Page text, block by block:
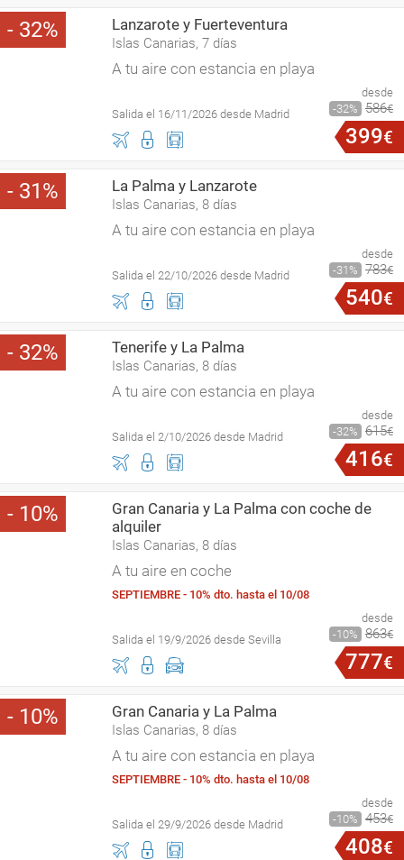
32 Lanzarote y Fuerteventura
Islas Canarias, 7 días
A tu aire con estancia en playa
Salida el 16/11/2026 desde Madrid
desde
32
586€
399€
31 La Palma y Lanzarote
Islas Canarias, 8 días
A tu aire con estancia en playa
Salida el 22/10/2026 desde Madrid
desde
31
783€
540€
32 Tenerife y La Palma
Islas Canarias, 8 días
A tu aire con estancia en playa
Salida el 2/10/2026 desde Madrid
desde
32
615€
416€
10
Gran Canaria y La Palma con coche de
alquiler
Islas Canarias, 8 días
A tu aire en coche
SEPTIEMBRE - 10% dto. hasta el 10/08
Salida el 19/9/2026 desde Sevilla
desde
10
863€
777€
10 Gran Canaria y La Palma
Islas Canarias, 8 días
A tu aire con estancia en playa
SEPTIEMBRE - 10% dto. hasta el 10/08
Salida el 29/9/2026 desde Madrid
desde
10
453€
408€